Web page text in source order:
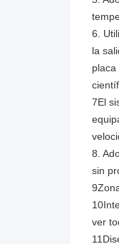
6.
la
7El
8.
sin
ver